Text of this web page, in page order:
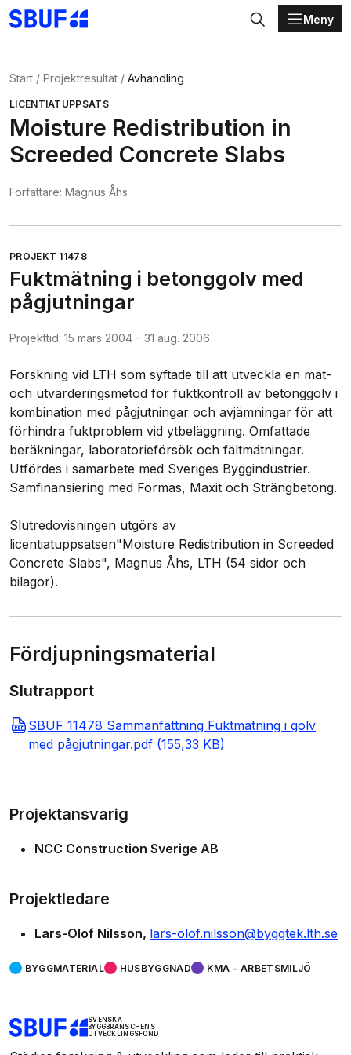
Gå direkt till huvudinnehållet
Sök
Meny
Start Projektresultat Avhandling
LICENTIATUPPSATS
Moisture Redistribution in
Screeded Concrete Slabs
Författare: Magnus Åhs
PROJEKT 11478
Fuktmätning i betonggolv med
pågjutningar
Projekttid: 15 mars 2004 – 31 aug. 2006
Forskning vid LTH som syftade till att utveckla en mät-
och utvärderingsmetod för fuktkontroll av betonggolv i
kombination med pågjutningar och avjämningar för att
förhindra fuktproblem vid ytbeläggning. Omfattade
beräkningar, laboratorieförsök och fältmätningar.
Utfördes i samarbete med Sveriges Byggindustrier.
Samfinansiering med Formas, Maxit och Strängbetong.
Slutredovisningen utgörs av
licentiatuppsatsen"Moisture Redistribution in Screeded
Concrete Slabs", Magnus Åhs, LTH (54 sidor och
Fördjupningsmaterial
Slutrapport
SBUF 11478 Sammanfattning Fuktmätning i golv
med pågjutningar.pdf (155,33 KB)
Projektansvarig
NCC Construction Sverige AB
Projektledare
Lars-Olof Nilsson lars-olof.nilsson@byggtek.lth.se
BYGGMATERIAL HUSBYGGNAD KMA – ARBETSMILJÖ
SVENSKA
BYGGBRANSCHENS
UTVECKLINGSFOND